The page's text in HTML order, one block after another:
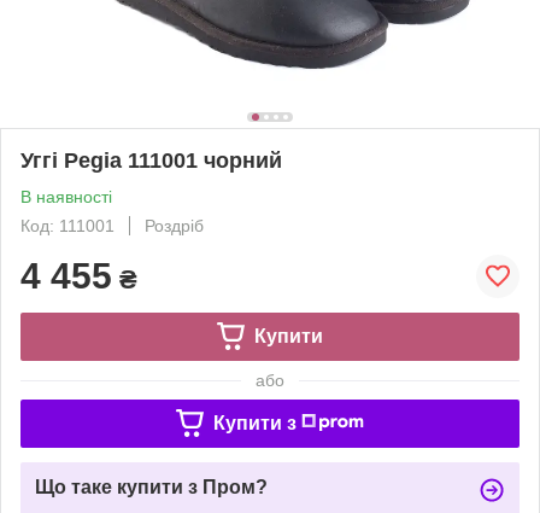
Уггі Pegia 111001 чорний
В наявності
Код: 111001
Роздріб
4 455 ₴
Купити
або
Купити з
Що таке купити з Пром?